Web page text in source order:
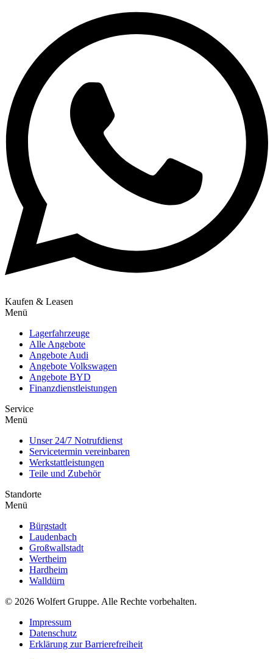
Kaufen & Leasen
Menü
Lagerfahrzeuge
Alle Angebote
Angebote Audi
Angebote Volkswagen
Angebote BYD
Finanzdienstleistungen
Service
Menü
Unser 24/7 Notrufdienst
Servicetermin vereinbaren
Werkstattleistungen
Teile und Zubehör
Standorte
Menü
Bürgstadt
Laudenbach
Großwallstadt
Wertheim
Hardheim
Walldürn
© 2026 Wolfert Gruppe. Alle Rechte vorbehalten.
Impressum
Datenschutz
Erklärung zur Barrierefreiheit